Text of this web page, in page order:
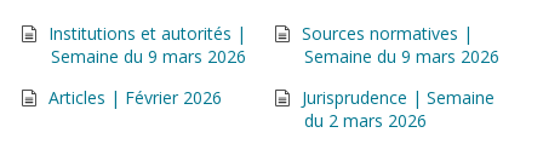
Institutions et autorités |
Semaine du 9 mars 2026
Sources normatives |
Semaine du 9 mars 2026
Articles | Février 2026
Jurisprudence | Semaine
du 2 mars 2026